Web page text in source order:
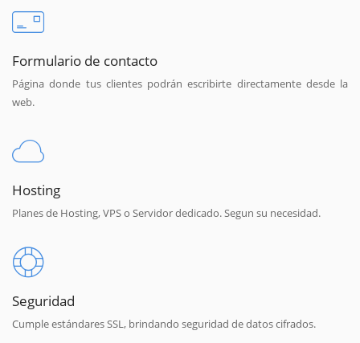
Formulario de contacto
Página donde tus clientes podrán escribirte directamente desde la
web.
Hosting
Planes de Hosting, VPS o Servidor dedicado. Segun su necesidad.
Seguridad
Cumple estándares SSL, brindando seguridad de datos cifrados.